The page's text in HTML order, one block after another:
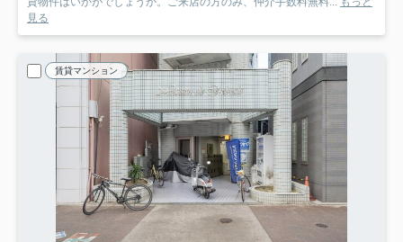
見る
賃貸マンション